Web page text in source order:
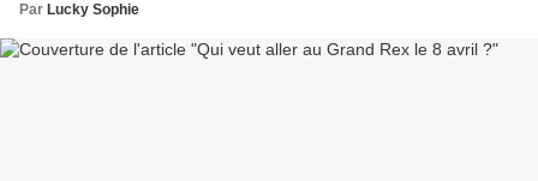
Par Lucky Sophie